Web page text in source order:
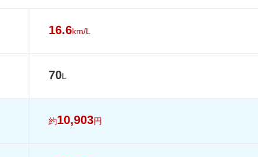
16.6km/L
70L
約10,903円